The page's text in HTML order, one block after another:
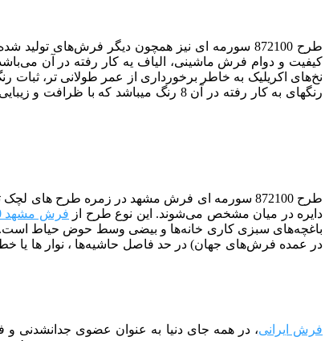
طرح 872100 سورمه ای
کیفیت و دوام فرش ماشینی، الیاف یه کار رفته در آن
نخ‌های اکریلیک به خاطر برخورداری از عمر طولانی تر، ثبات
رنگ­­های به کار رفته در آن 8 رنگ می­باشد که با ظرافت و زیبایی خاصی با هم ترکیب شده­ اند. برای کسب اطلاعات بیشتر در مورد انواع فرش های ماشینی میتوانید به مقاله
طرح 872100 سورمه ای فرش مشهد در زمره طرح
دایره در میان مشخص می‌شوند. این نوع طرح از فرش مشهد 700 شانه
باغچه‌های سبزی کاری خانه‌ها و بیضی وسط حوض حیاط
در عمده فرش‌های جهان) در حد فاصل حاشیه‌ها ، نوار ها یا
فرش ایرانی، در همه جای دنیا به عنوان عضوی جدانشدنی و